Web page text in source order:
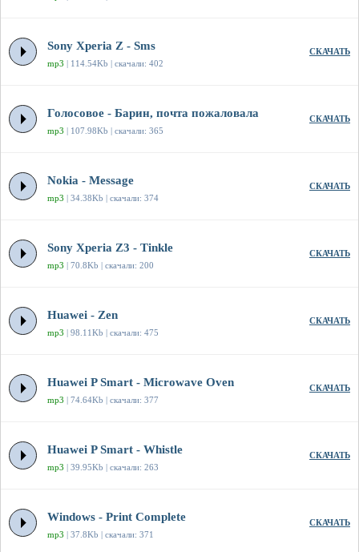
Sony Xperia Z - Sms
mp3 | 114.54Kb | скачали: 402
СКАЧАТЬ
Голосовое - Барин, почта пожаловала
mp3 | 107.98Kb | скачали: 365
СКАЧАТЬ
Nokia - Message
mp3 | 34.38Kb | скачали: 374
СКАЧАТЬ
Sony Xperia Z3 - Tinkle
mp3 | 70.8Kb | скачали: 200
СКАЧАТЬ
Huawei - Zen
mp3 | 98.11Kb | скачали: 475
СКАЧАТЬ
Huawei P Smart - Microwave Oven
mp3 | 74.64Kb | скачали: 377
СКАЧАТЬ
Huawei P Smart - Whistle
mp3 | 39.95Kb | скачали: 263
СКАЧАТЬ
Windows - Print Complete
mp3 | 37.8Kb | скачали: 371
СКАЧАТЬ